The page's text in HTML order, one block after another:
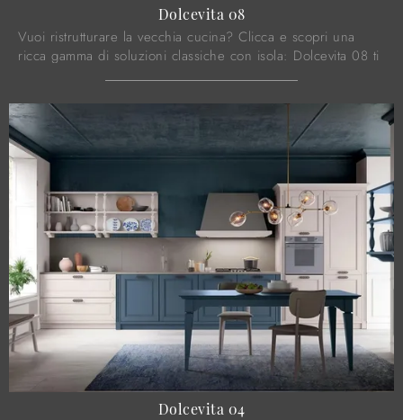
Dolcevita 08
Vuoi ristrutturare la vecchia cucina? Clicca e scopri una
ricca gamma di soluzioni classiche con isola: Dolcevita 08 ti
Dolcevita 04